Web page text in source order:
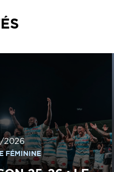
2026
FÉMININE